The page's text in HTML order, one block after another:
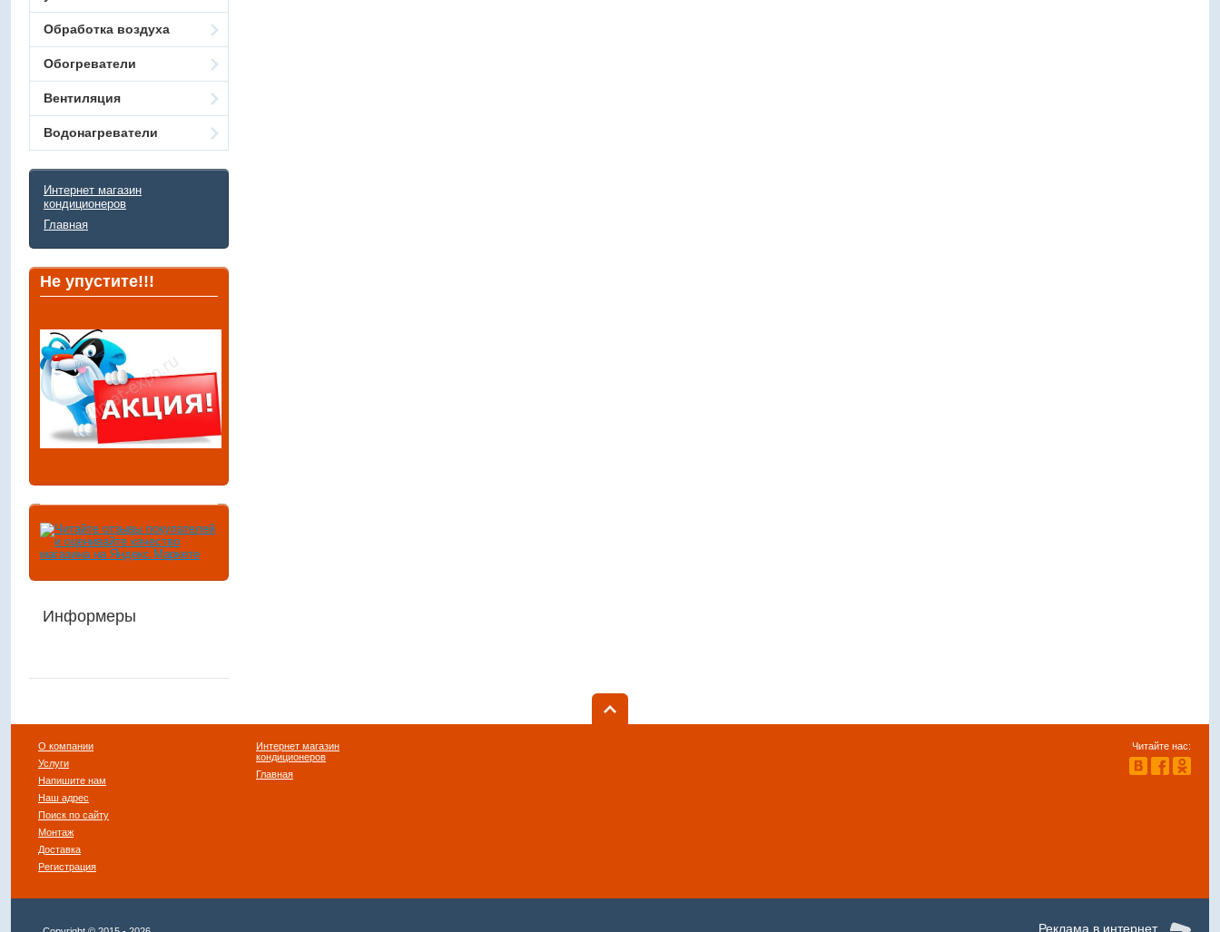
Обработка воздуха
Обогреватели
Вентиляция
Водонагреватели
Интернет магазин
кондиционеров
Главная
Не упустите!!!
Информеры
Читайте нас:
О компании
Услуги
Напишите нам
Наш адрес
Поиск по сайту
Монтаж
Доставка
Регистрация
Интернет магазин
кондиционеров
Главная
Реклама в интернет.